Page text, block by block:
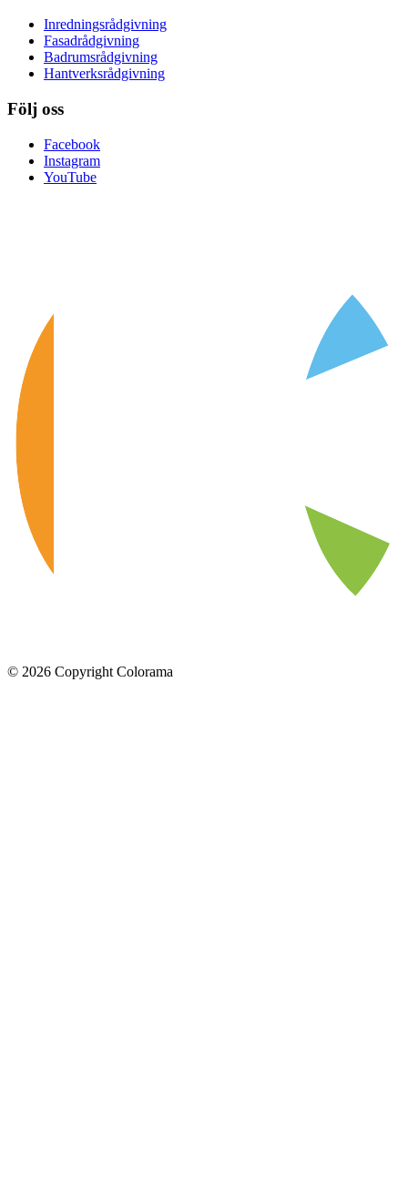
Inredningsrådgivning
Fasadrådgivning
Badrumsrådgivning
Hantverksrådgivning
Följ oss
Facebook
Instagram
YouTube
© 2026 Copyright Colorama